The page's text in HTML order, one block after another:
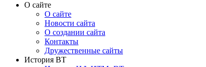
О сайте
О сайте
Новости сайта
О создании сайта
Контакты
Дружественные сайты
История ВТ